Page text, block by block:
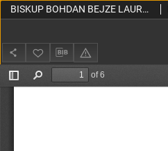
BISKUP BOHDAN BEJZE LAUREATEM NAGRODY NAUKOWEJ IM. IRENY I FRANCISZKA SKOWYRÓW